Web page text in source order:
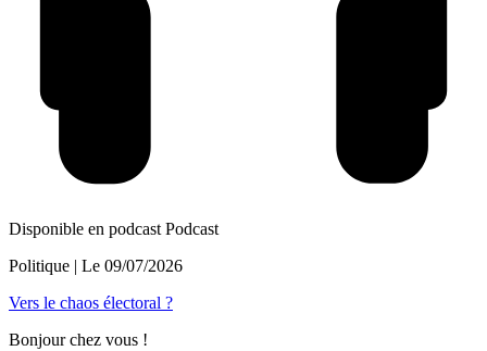
Disponible en podcast Podcast
Politique | Le 09/07/2026
Vers le chaos électoral ?
Bonjour chez vous !